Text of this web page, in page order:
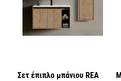
Σετ έπιπλο μπάνιου REA